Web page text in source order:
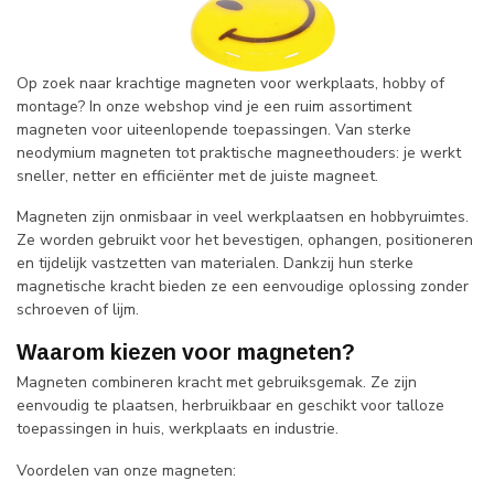
Op zoek naar krachtige magneten voor werkplaats, hobby of
montage? In onze webshop vind je een ruim assortiment
magneten voor uiteenlopende toepassingen. Van sterke
neodymium magneten tot praktische magneethouders: je werkt
sneller, netter en efficiënter met de juiste magneet.
Magneten zijn onmisbaar in veel werkplaatsen en hobbyruimtes.
Ze worden gebruikt voor het bevestigen, ophangen, positioneren
en tijdelijk vastzetten van materialen. Dankzij hun sterke
magnetische kracht bieden ze een eenvoudige oplossing zonder
schroeven of lijm.
Waarom kiezen voor magneten?
Magneten combineren kracht met gebruiksgemak. Ze zijn
eenvoudig te plaatsen, herbruikbaar en geschikt voor talloze
toepassingen in huis, werkplaats en industrie.
Voordelen van onze magneten: